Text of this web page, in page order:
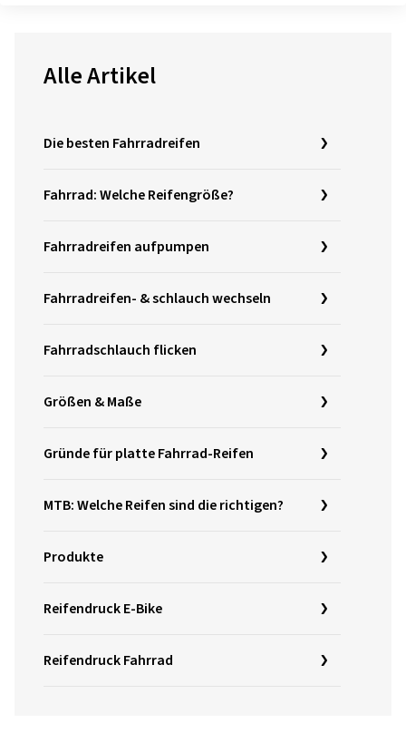
Alle Artikel
Die besten Fahrradreifen
Fahrrad: Welche Reifengröße?
Fahrradreifen aufpumpen
Fahrradreifen- & schlauch wechseln
Fahrradschlauch flicken
Größen & Maße
Gründe für platte Fahrrad-Reifen
MTB: Welche Reifen sind die richtigen?
Produkte
Reifendruck E-Bike
Reifendruck Fahrrad